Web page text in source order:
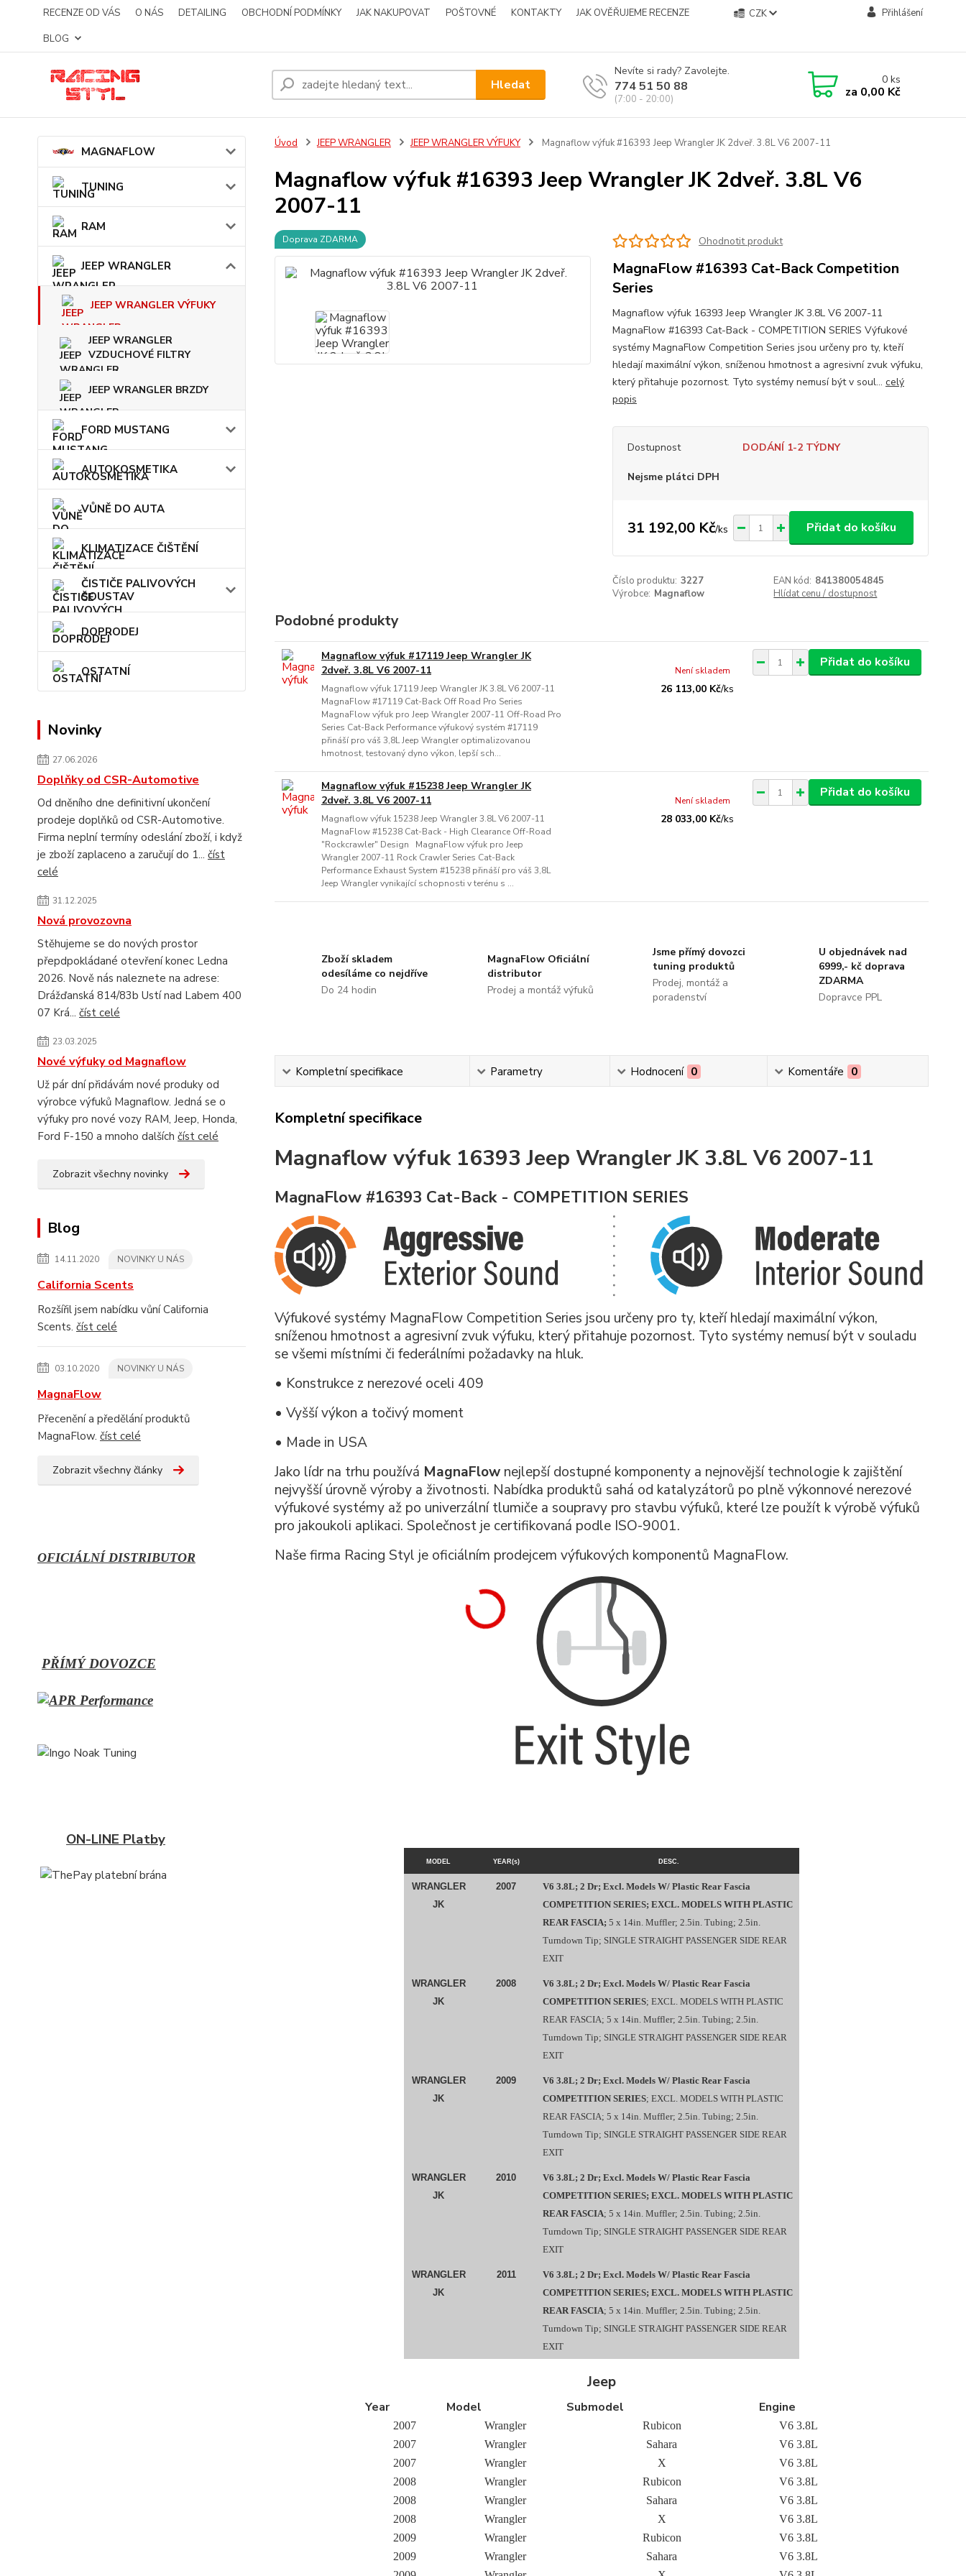
RECENZE OD VÁS O NÁS DETAILING OBCHODNÍ PODMÍNKY JAK NAKUPOVAT POŠTOVNÉ KONTAKTY
JAK OVĚŘUJEME RECENZE
BLOG
CZK Přihlášení
Hledat
Nevíte si rady? Zavolejte.
774 51 50 88
(7:00 - 20:00)
0ks
za 0,00 Kč
MAGNAFLOW
TUNING
RAM
JEEP WRANGLER
JEEP WRANGLER VÝFUKY
JEEP WRANGLER
VZDUCHOVÉ FILTRY
JEEP WRANGLER BRZDY
FORD MUSTANG
AUTOKOSMETIKA
VŮNĚ DO AUTA
KLIMATIZACE ČIŠTĚNÍ
ČISTIČE PALIVOVÝCH
SOUSTAV
DOPRODEJ
OSTATNÍ
Novinky
27.06.2026
Doplňky od CSR-Automotive
Od dněního dne definitivní ukončení
prodeje doplňků od CSR-Automotive.
Firma neplní termíny odeslání zboží, i když
je zboží zaplaceno a zaručují do 1... číst
celé
31.12.2025
Nová provozovna
Stěhujeme se do nových prostor
přepdpokládané otevření konec Ledna
2026. Nově nás naleznete na adrese:
Drážďanská 814/83b Ustí nad Labem 400
07 Krá... číst celé
23.03.2025
Nové výfuky od Magnaflow
Už pár dní přidávám nové produky od
výrobce výfuků Magnaflow. Jedná se o
výfuky pro nové vozy RAM, Jeep, Honda,
Ford F-150 a mnoho dalších číst celé
Zobrazit všechny novinky
Blog
14.11.2020 NOVINKY U NÁS
California Scents
Rozšířil jsem nabídku vůní California
Scents. číst celé
03.10.2020 NOVINKY U NÁS
MagnaFlow
Přecenění a předělání produktů
MagnaFlow. číst celé
Zobrazit všechny články
OFICIÁLNÍ DISTRIBUTOR
PŘÍMÝ DOVOZCE
ON-LINE Platby
Úvod JEEP WRANGLER JEEP WRANGLER VÝFUKY Magnaflow výfuk #16393 Jeep Wrangler JK 2dveř. 3.8L V6 2007-11
Magnaflow výfuk #16393 Jeep Wrangler JK 2dveř. 3.8L V6
2007-11
Doprava ZDARMA Ohodnotit produkt
MagnaFlow #16393 Cat-Back Competition
Series
Magnaflow výfuk 16393 Jeep Wrangler JK 3.8L V6 2007-11
MagnaFlow #16393 Cat-Back - COMPETITION SERIES Výfukové
systémy MagnaFlow Competition Series jsou určeny pro ty, kteří
hledají maximální výkon, sníženou hmotnost a agresivní zvuk výfuku,
který přitahuje pozornost. Tyto systémy nemusí být v soul... celý
popis
Dostupnost DODÁNÍ 1-2 TÝDNY
Nejsme plátci DPH
31 192,00 Kč/ks Přidat do košíku
Číslo produktu: 3227 EAN kód: 841380054845
Výrobce: Magnaflow Hlídat cenu / dostupnost
Podobné produkty
Magnaflow výfuk #17119 Jeep Wrangler JK
2dveř. 3.8L V6 2007-11
Magnaflow výfuk 17119 Jeep Wrangler JK 3.8L V6 2007-11
MagnaFlow #17119 Cat-Back Off Road Pro Series
MagnaFlow výfuk pro Jeep Wrangler 2007-11 Off-Road Pro
Series Cat-Back Performance výfukový systém #17119
přináší pro váš 3,8L Jeep Wrangler optimalizovanou
hmotnost, testovaný dyno výkon, lepší sch...
26 113,00 Kč/ks
Není skladem
Přidat do košíku
Magnaflow výfuk #15238 Jeep Wrangler JK
2dveř. 3.8L V6 2007-11
Magnaflow výfuk 15238 Jeep Wrangler 3.8L V6 2007-11
MagnaFlow #15238 Cat-Back - High Clearance Off-Road
"Rockcrawler" Design MagnaFlow výfuk pro Jeep
Wrangler 2007-11 Rock Crawler Series Cat-Back
Performance Exhaust System #15238 přináší pro váš 3,8L
Jeep Wrangler vynikající schopnosti v terénu s ...
28 033,00 Kč/ks
Není skladem
Přidat do košíku
Zboží skladem
odesíláme co nejdříve
Do 24 hodin
MagnaFlow Oficiální
distributor
Prodej a montáž výfuků
Jsme přímý dovozci
tuning produktů
Prodej, montáž a
poradenství
U objednávek nad
6999,- kč doprava
ZDARMA
Dopravce PPL
Kompletní specifikace Parametry Hodnocení 0 Komentáře 0
Kompletní specifikace
Magnaflowvýfuk16393 Jeep Wrangler JK 3.8LV6 2007-11
MagnaFlow #16393 Cat-Back - COMPETITION SERIES
Výfukové systémy MagnaFlow Competition Series jsou určeny pro ty, kteří hledají maximální výkon,
sníženou hmotnost a agresivní zvuk výfuku, který přitahuje pozornost. Tyto systémy nemusí být v souladu
se všemi místními či federálními požadavky na hluk.
• Konstrukce z nerezové oceli 409
• Vyšší výkon a točivý moment
• Made in USA
Jako lídr na trhu používá MagnaFlownejlepší dostupné komponenty a nejnovější technologie k zajištění
nejvyšší úrovně výroby a životnosti. Nabídka produktů sahá od katalyzátorů po plně výkonnové nerezové
výfukové systémy až po univerzální tlumiče a soupravy pro stavbu výfuků, které lze použít k výrobě výfuků
pro jakoukoli aplikaci. Společnost je certifikovaná podle ISO-9001.
Naše firma Racing Styl je oficiálním prodejcem výfukových komponentů MagnaFlow.
MODEL YEAR(s) DESC.
WRANGLER
JK
2007
V6 3.8L; 2 Dr; Excl. Models W/ Plastic Rear Fascia
COMPETITION SERIES; EXCL. MODELS WITH PLASTIC
REAR FASCIA;5 x 14in. Muffler; 2.5in. Tubing; 2.5in.
Turndown Tip; SINGLE STRAIGHT PASSENGER SIDE REAR
EXIT
WRANGLER
JK
2008
V6 3.8L; 2 Dr; Excl. Models W/ Plastic Rear Fascia
COMPETITION SERIES; EXCL. MODELS WITH PLASTIC
REAR FASCIA; 5 x 14in. Muffler; 2.5in. Tubing; 2.5in.
Turndown Tip; SINGLE STRAIGHT PASSENGER SIDE REAR
EXIT
WRANGLER
JK
2009
V6 3.8L; 2 Dr; Excl. Models W/ Plastic Rear Fascia
COMPETITION SERIES; EXCL. MODELS WITH PLASTIC
REAR FASCIA; 5 x 14in. Muffler; 2.5in. Tubing; 2.5in.
Turndown Tip; SINGLE STRAIGHT PASSENGER SIDE REAR
EXIT
WRANGLER
JK
2010
V6 3.8L; 2 Dr; Excl. Models W/ Plastic Rear Fascia
COMPETITION SERIES; EXCL. MODELS WITH PLASTIC
REAR FASCIA; 5 x 14in. Muffler; 2.5in. Tubing; 2.5in.
Turndown Tip; SINGLE STRAIGHT PASSENGER SIDE REAR
EXIT
WRANGLER
JK
2011
V6 3.8L; 2 Dr; Excl. Models W/ Plastic Rear Fascia
COMPETITION SERIES; EXCL. MODELS WITH PLASTIC
REAR FASCIA; 5 x 14in. Muffler; 2.5in. Tubing; 2.5in.
Turndown Tip; SINGLE STRAIGHT PASSENGER SIDE REAR
EXIT
Jeep
Year Model Submodel Engine
2007 Wrangler Rubicon
V6 3.8L
2007
Wrangler Sahara
V6 3.8L
2007
Wrangler X
V6 3.8L
2008
Wrangler Rubicon
V6 3.8L
2008
Wrangler Sahara
V6 3.8L
2008
Wrangler X
V6 3.8L
2009
Wrangler Rubicon
V6 3.8L
2009
Wrangler Sahara
V6 3.8L